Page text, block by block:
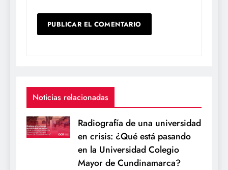
Noticias relacionadas
Radiografía de una universidad
en crisis: ¿Qué está pasando
en la Universidad Colegio
Mayor de Cundinamarca?